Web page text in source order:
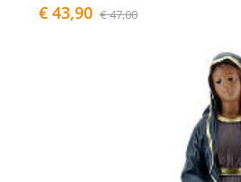
€ 43,90 € 47,00